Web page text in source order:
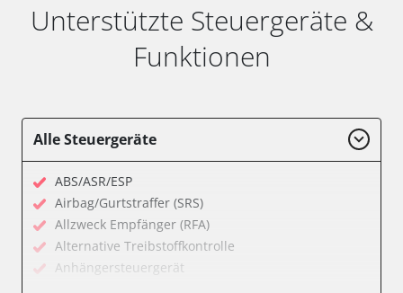
Unterstützte Steuergeräte &
Funktionen
Alle Steuergeräte
ABS/ASR/ESP
Airbag/Gurtstraffer (SRS)
Allzweck Empfänger (RFA)
Alternative Treibstoffkontrolle
Anhängersteuergerät